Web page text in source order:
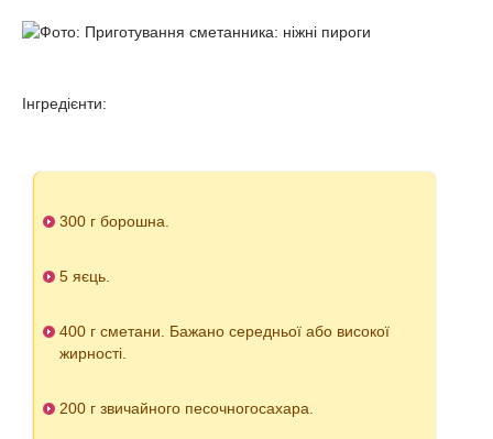
Інгредієнти:
300 г борошна.
5 яєць.
400 г сметани. Бажано середньої або високої
жирності.
200 г звичайного песочногосахара.